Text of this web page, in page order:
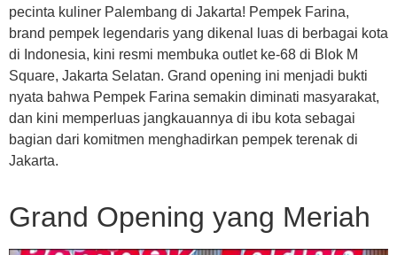
pecinta kuliner Palembang di Jakarta! Pempek Farina,
brand pempek legendaris yang dikenal luas di berbagai kota
di Indonesia, kini resmi membuka outlet ke-68 di Blok M
Square, Jakarta Selatan. Grand opening ini menjadi bukti
nyata bahwa Pempek Farina semakin diminati masyarakat,
dan kini memperluas jangkauannya di ibu kota sebagai
bagian dari komitmen menghadirkan pempek terenak di
Jakarta.
Grand Opening yang Meriah